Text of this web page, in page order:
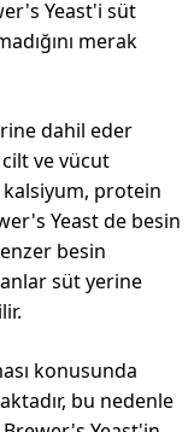
Yeast'i süt
merak
dahil eder
ve vücut
protein
Yeast de besin
besin
süt yerine
konusunda
bu nedenle